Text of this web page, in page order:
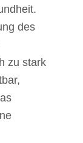
des
zu stark